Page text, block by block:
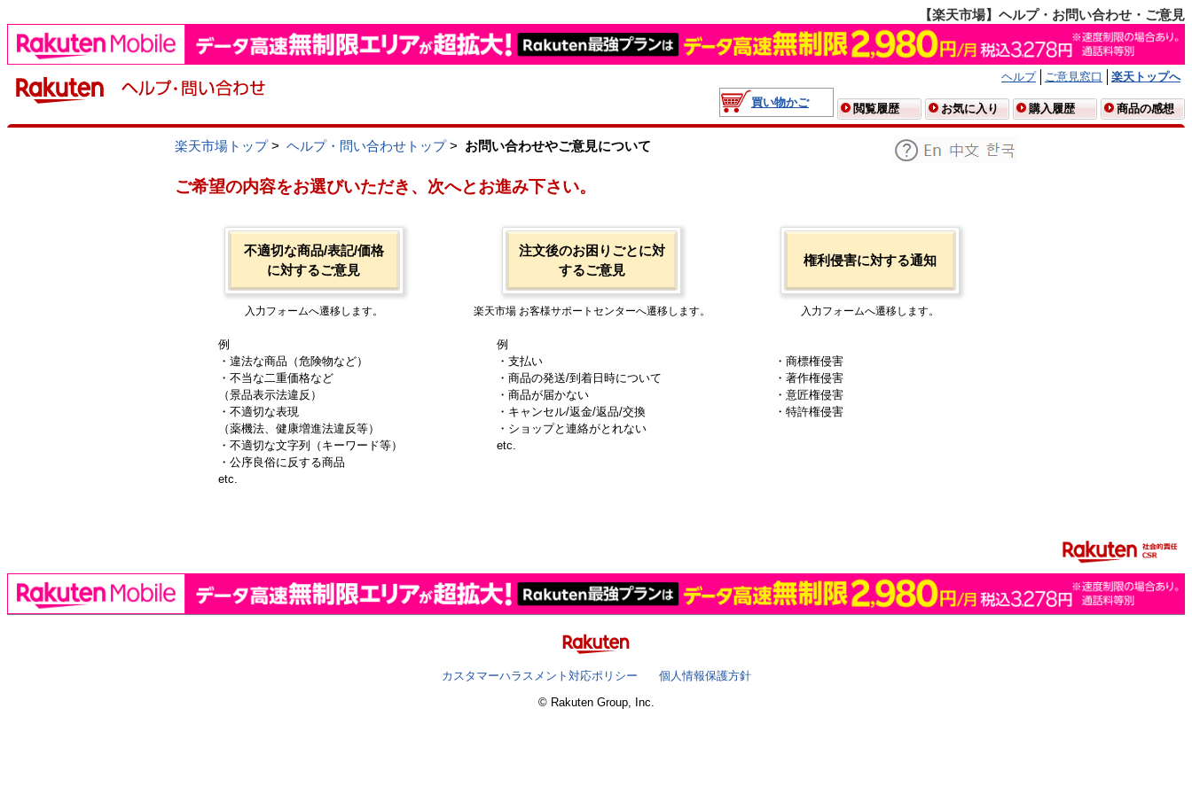
【楽天市場】ヘルプ・お問い合わせ・ご意見
ヘルプ ご意見窓口
楽天トップへ
買い物かご
閲覧履歴 お気に入り 購入履歴 商品の感想
楽天市場トップ> ヘルプ・問い合わせトップ> お問い合わせやご意見について
ご希望の内容をお選びいただき、次へとお進み下さい。
不適切な商品/表記/価格
に対するご意見
入力フォームへ遷移します。
例
・違法な商品（危険物など）
・不当な二重価格など
（景品表示法違反）
・不適切な表現
（薬機法、健康増進法違反等）
・不適切な文字列（キーワード等）
・公序良俗に反する商品
etc.
注文後のお困りごとに対
するご意見
楽天市場 お客様サポートセンターへ遷移します。
例
・支払い
・商品の発送/到着日時について
・商品が届かない
・キャンセル/返金/返品/交換
・ショップと連絡がとれない
etc.
権利侵害に対する通知
入力フォームへ遷移します。
・商標権侵害
・著作権侵害
・意匠権侵害
・特許権侵害
カスタマーハラスメント対応ポリシー
個人情報保護方針
© Rakuten Group, Inc.